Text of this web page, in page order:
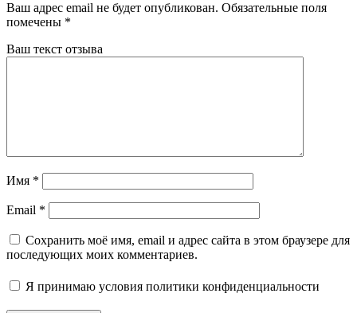
Ваш адрес email не будет опубликован. Обязательные поля
помечены *
Ваш текст отзыва
Имя *
Email *
Сохранить моё имя, email и адрес сайта в этом браузере для
последующих моих комментариев.
Я принимаю условия политики конфиденциальности